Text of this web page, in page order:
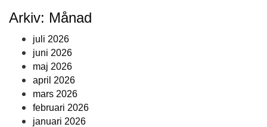
Arkiv: Månad
juli 2026
juni 2026
maj 2026
april 2026
mars 2026
februari 2026
januari 2026